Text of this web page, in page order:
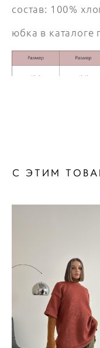
состав: 100%
юбка в каталоге
С ЭТИМ